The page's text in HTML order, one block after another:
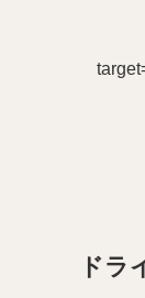
ドラ